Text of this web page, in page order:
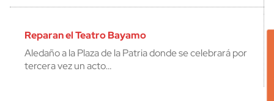
Reparan el Teatro Bayamo
Aledaño a la Plaza de la Patria donde se celebrará por
tercera vez un acto…